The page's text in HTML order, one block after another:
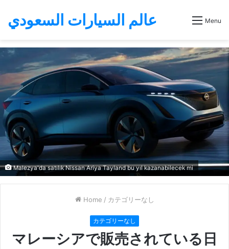
عالم السيارات السعودي Menu
Malezya'da satılık Nissan Ariya Tayland bu yıl kazanabilecek mi
Home / カテゴリーなし
カテゴリーなし
マレーシアで販売されている日